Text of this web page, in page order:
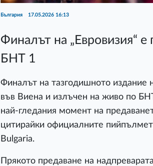
България 17.05.2026 16:13
Финалът на „Евровизия“
БНТ 1
Финалът на тазгодишното издание
във Виена и излъчен на живо по
най-гледания момент на
цитирайки официалните
Bulgaria.
Прякото предаване на